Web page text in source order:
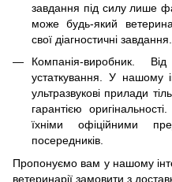
завдання під силу лише
може будь-який
свої діагностичні завдання.
Компанія-виробник.
устаткування. У нашому
ультразвукові прилади
гарантією
їхніми офіційними
посередників.
Пропонуємо вам у нашому
ветеринарії замовити з